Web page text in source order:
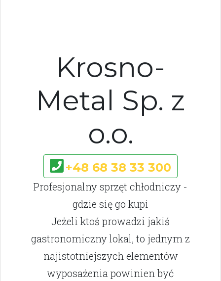
Krosno-
Metal Sp. z
o.o.
+48 68 38 33 300
Profesjonalny sprzęt chłodniczy -
gdzie się go kupi
Jeżeli ktoś prowadzi jakiś
gastronomiczny lokal, to jednym z
najistotniejszych elementów
wyposażenia powinien być